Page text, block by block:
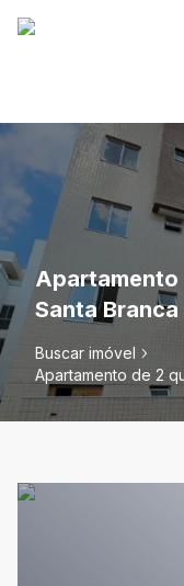
Santa Branca
Buscar imóvel
Apartamento de 2